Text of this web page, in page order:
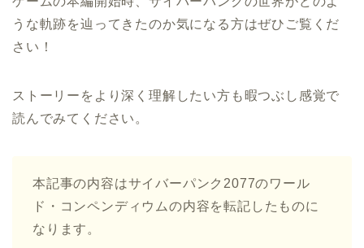
うな軌跡を辿ってきたのか気になる方はぜひご覧くだ
さい！
ストーリーをより深く理解したい方も暇つぶし感覚で
読んでみてください。
本記事の内容はサイバーパンク2077のワール
ド・コンペンディウムの内容を転記したものに
なります。